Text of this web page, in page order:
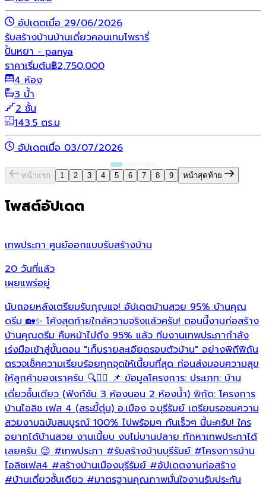
อัปเดตเมื่อ 29/06/2026
รับสร้างบ้านบ้านเดี่ยวคอนเทมโพรารี่
ปั้นหยา - panya
ราคาเริ่มต้น฿2,750,000
4 ห้อง
3 น้ำ
2 ชั้น
143.5 ตร.ม
อัปเดตเมื่อ 03/07/2026
หน้าแรก 1 2 3 4 5 6 7 8 9 หน้าสุดท้าย
โพสต์อัปเดต
เทพประภา ศูนย์ออกแบบรับสร้างบ้าน
20 วันที่แล้ว
เผยแพร่อยู่
นับถอยหลังเตรียมรับกุญแจ! อัปเดตบ้านสวย 95% บ้านคุณ
ดรีม 🏡✨ โค้งสุดท้ายใกล้ความจริงแล้วครับ! ตอนนี้งานก่อสร้าง
บ้านคุณดรีม คืบหน้าไปถึง 95% แล้ว ทีมงานเทพประภากำลัง
เร่งมือเข้าสู่ขั้นตอน "เก็บรายละเอียดรอบตัวบ้าน" อย่างพิถีพิถัน
ตรวจเช็คความเรียบร้อยทุกจุดให้เนี้ยบที่สุด ก่อนส่งมอบความสุข
ให้ลูกค้าของเราครับ 🔍👷‍♂️ 📌 ข้อมูลโครงการ: ประเภท: บ้าน
เดี่ยวชั้นเดียว (ฟังก์ชัน 3 ห้องนอน 2 ห้องน้ำ) พิกัด: โครงการ
บ้านไอลิช เฟส 4 (สระขี้ตุ่น) อ.เมือง จ.บุรีรัมย์ เตรียมรอชมความ
สวยงามฉบับสมบูรณ์ 100% ไปพร้อมๆ กันเร็วๆ นี้นะครับ! ใคร
อยากได้บ้านสวย งานเนี้ยบ งบไม่บานปลาย ทักหาเทพประภาได้
เลยครับ 😉#เทพประภา #รับสร้างบ้านบุรีรัมย์ #โครงการบ้าน
ไอลิชเฟส4 #สร้างบ้านเมืองบุรีรัมย์ #อัปเดตงานก่อสร้าง
#บ้านเดี่ยวชั้นเดียว #มาตรฐานคุณภาพมั่นใจงานรับประกัน